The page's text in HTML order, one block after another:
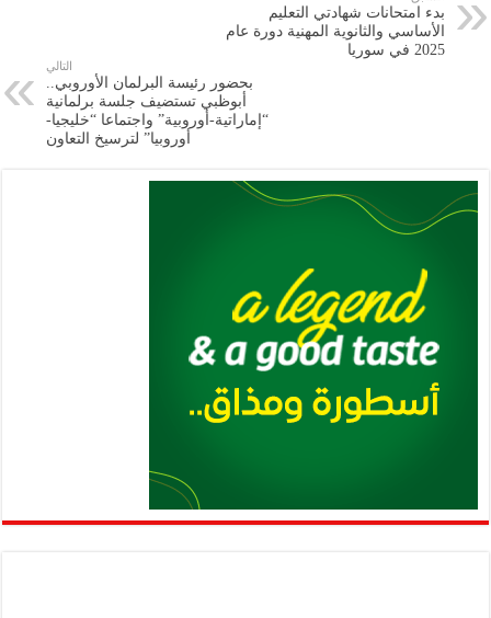
Li
n
k
A
p
بدء امتحانات شهادتي التعليم
الأساسي والثانوية المهنية دورة عام
2025 في سوريا
التالي
بحضور رئيسة البرلمان الأوروبي..
أبوظبي تستضيف جلسة برلمانية
“إماراتية-أوروبية” واجتماعا “خليجيا-
أوروبيا” لترسيخ التعاون